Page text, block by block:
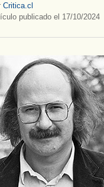
Critica.cl
publicado el 17/10/2024